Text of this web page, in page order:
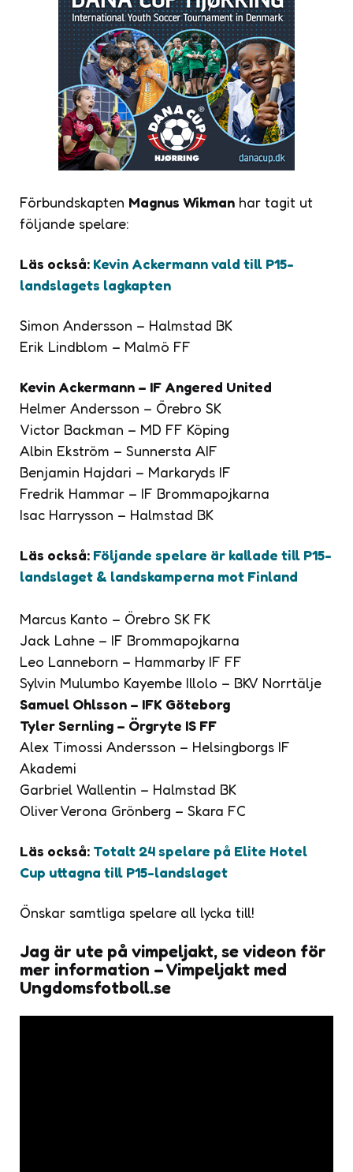
Förbundskapten Magnus Wikman har tagit ut
följande spelare:
Läs också: Kevin Ackermann vald till P15-
landslagets lagkapten
Simon Andersson – Halmstad BK
Erik Lindblom – Malmö FF
Kevin Ackermann – IF Angered United
Helmer Andersson – Örebro SK
Victor Backman – MD FF Köping
Albin Ekström – Sunnersta AIF
Benjamin Hajdari – Markaryds IF
Fredrik Hammar – IF Brommapojkarna
Isac Harrysson – Halmstad BK
Läs också: Följande spelare är kallade till P15-
landslaget & landskamperna mot Finland
Marcus Kanto – Örebro SK FK
Jack Lahne – IF Brommapojkarna
Leo Lanneborn – Hammarby IF FF
Sylvin Mulumbo Kayembe Illolo – BKV Norrtälje
Samuel Ohlsson – IFK Göteborg
Tyler Sernling – Örgryte IS FF
Alex Timossi Andersson – Helsingborgs IF
Akademi
Garbriel Wallentin – Halmstad BK
Oliver Verona Grönberg – Skara FC
Läs också: Totalt 24 spelare på Elite Hotel
Cup uttagna till P15-landslaget
Önskar samtliga spelare all lycka till!
Jag är ute på vimpeljakt, se videon för
mer information – Vimpeljakt med
Ungdomsfotboll.se